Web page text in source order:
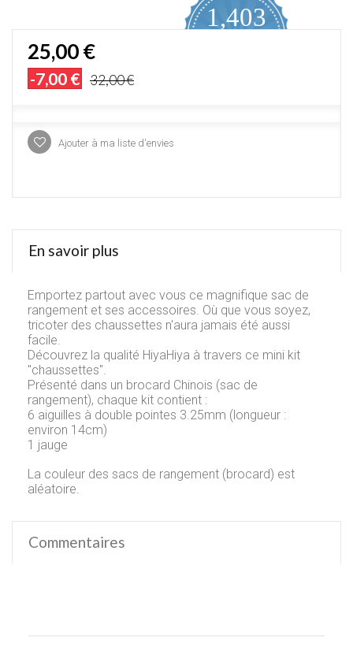
1,403
25,00 €
-7,00 € 32,00 €
Ajouter à ma liste d'envies
En savoir plus
Emportez partout avec vous ce magnifique sac de
rangement et ses accessoires. Où que vous soyez,
tricoter des chaussettes n'aura jamais été aussi
facile.
Découvrez la qualité HiyaHiya à travers ce mini kit
"chaussettes".
Présenté dans un brocard Chinois (sac de
rangement), chaque kit contient :
6 aiguilles à double pointes 3.25mm (longueur :
environ 14cm)
1 jauge
La couleur des sacs de rangement (brocard) est
aléatoire.
Commentaires